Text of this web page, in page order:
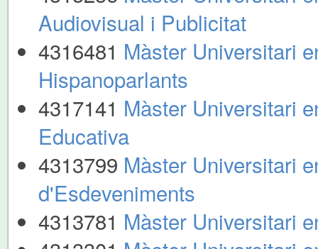
Audiovisual i Publicitat
4316481 Màster Universitari
Hispanoparlants
4317141 Màster Universitari
Educativa
4313799 Màster Universitari
d'Esdeveniments
4313781 Màster Universitari